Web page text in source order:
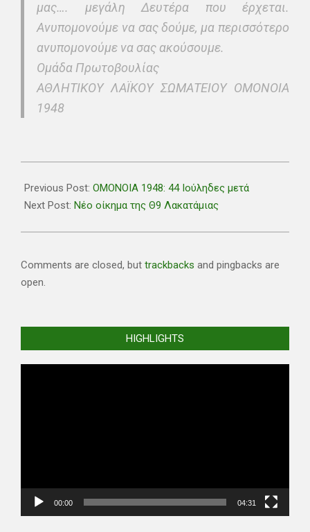
μας…. μεγάλη Δευτέρα που έρχεται.
Ανυπομονούμε να σας δούμε, μα περισσότερο
ανυπομονούμε να σας ακούσουμε.
Ομάδα Πρωτοβουλίας
ΑΘΛΗΤΙΚΟΥ ΛΑΪΚΟΥ ΣΩΜΑΤΕΙΟΥ ΟΜΟΝΟΙΑ
1948
07-
19
Previous Post: OMONOIA 1948: 44 Ιούληδες μετά
Next Post: Νέο οίκημα της Θ9 Λακατάμιας
Comments are closed, but trackbacks and pingbacks are
open.
HIGHLIGHTS
00:00 04:31